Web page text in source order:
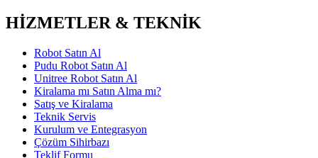
HİZMETLER & TEKNİK
Robot Satın Al
Pudu Robot Satın Al
Unitree Robot Satın Al
Kiralama mı Satın Alma mı?
Satış ve Kiralama
Teknik Servis
Kurulum ve Entegrasyon
Çözüm Sihirbazı
Teklif Formu